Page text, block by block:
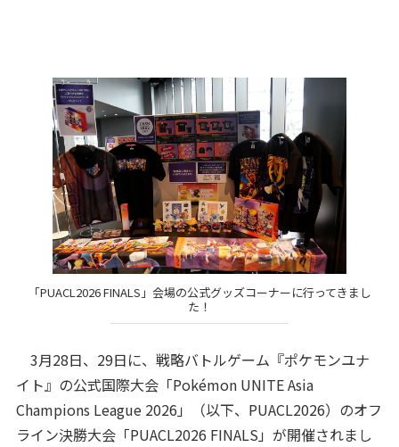
「PUACL2026 FINALS」会場の公式グッズコーナーに行ってきまし
た！
3月28日、29日に、戦略バトルゲーム『ポケモンユナ
イト』の公式国際大会「Pokémon UNITE Asia
Champions League 2026」（以下、PUACL2026）のオフ
ライン決勝大会「PUACL2026 FINALS」が開催されまし